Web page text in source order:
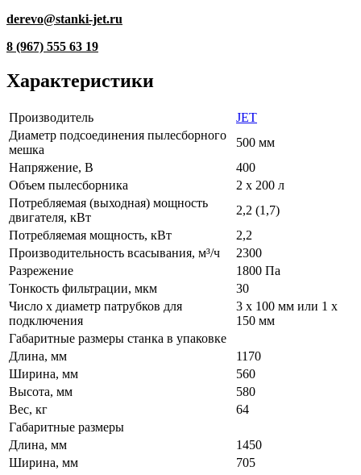
derevo@stanki-jet.ru
8 (967) 555 63 19
Характеристики
Производитель
JET
Диаметр подсоединения пылесборного
мешка
500 мм
Напряжение, В
400
Объем пылесборника
2 х 200 л
Потребляемая (выходная) мощность
двигателя, кВт
2,2 (1,7)
Потребляемая мощность, кВт
2,2
Производительность всасывания, м³/ч
2300
Разрежение
1800 Па
Тонкость фильтрации, мкм
30
Число х диаметр патрубков для
подключения
3 х 100 мм или 1 х
150 мм
Габаритные размеры станка в упаковке
Длина, мм
1170
Ширина, мм
560
Высота, мм
580
Вес, кг
64
Габаритные размеры
Длина, мм
1450
Ширина, мм
705